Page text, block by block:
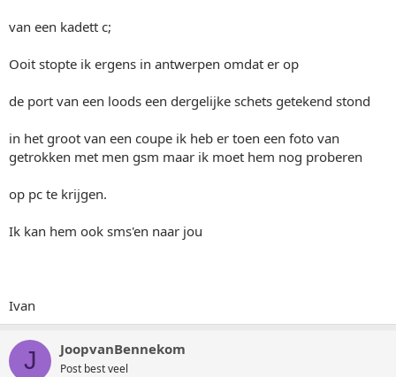
van een kadett c;
Ooit stopte ik ergens in antwerpen omdat er op
de port van een loods een dergelijke schets getekend stond
in het groot van een coupe ik heb er toen een foto van
getrokken met men gsm maar ik moet hem nog proberen
op pc te krijgen.
Ik kan hem ook sms'en naar jou
Ivan
J JoopvanBennekom
Post best veel